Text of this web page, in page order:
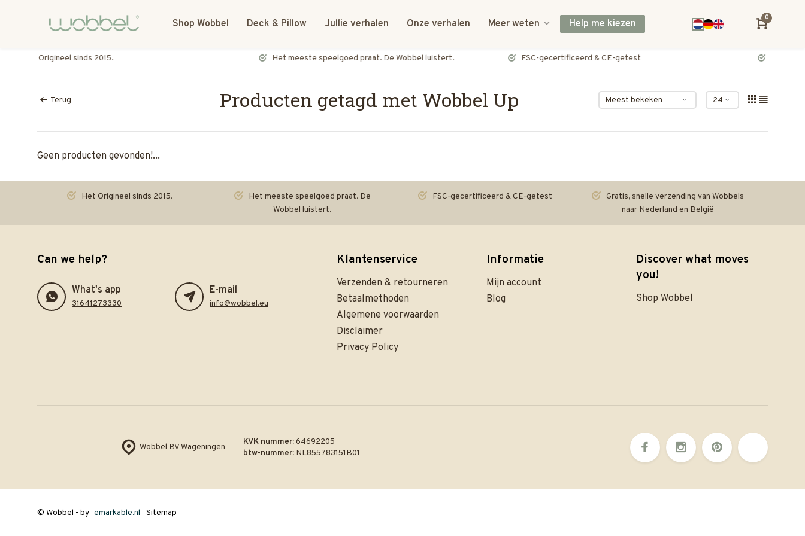
Shop Wobbel Deck & Pillow Jullie verhalen Onze verhalen Meer weten Help me kiezen
0
Het meeste speelgoed praat. De Wobbel luistert. FSC-gecertificeerd & CE-getest Gratis, snelle verzending van Wobbels naar Nederland en België
Terug Producten getagd met Wobbel Up
Geen producten gevonden!...
Het Origineel sinds 2015.
Het meeste speelgoed praat. De
Wobbel luistert.
FSC-gecertificeerd & CE-getest
Gratis, snelle verzending van Wobbels
naar Nederland en België
Can we help?
What's app
31641273330
E-mail
info@wobbel.eu
Klantenservice
Verzenden & retourneren
Betaalmethoden
Algemene voorwaarden
Disclaimer
Privacy Policy
Informatie
Mijn account
Blog
Discover what moves
you!
Shop Wobbel
Wobbel BV Wageningen KVK nummer:64692205
btw-nummer: NL855783151B01
© Wobbel - by emarkable.nl Sitemap